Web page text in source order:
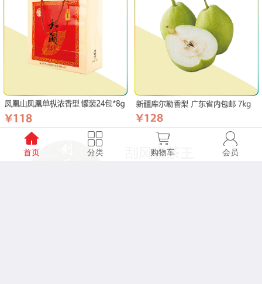
首页 分类 购物车 会员